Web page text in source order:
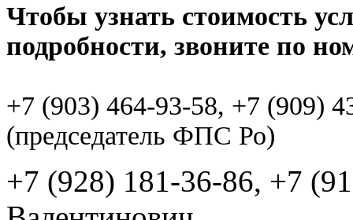
Чтобы узнать стоимость
подробности, звоните по
+7 (903) 464-93-58, +7 (909)
(председатель ФПС Ро)
+7 (928) 181-36-86, +7